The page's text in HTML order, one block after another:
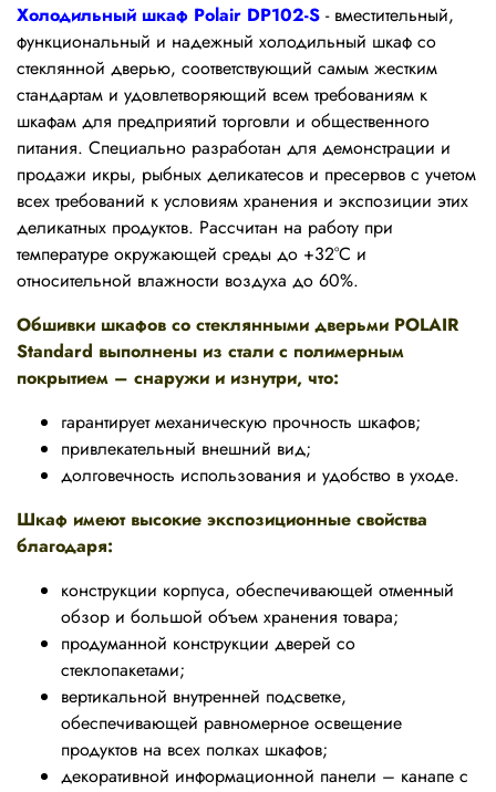
Холодильный шкаф Polair DP102-S - вместительный,
функциональный и надежный холодильный шкаф со
стеклянной дверью, соответствующий самым жестким
стандартам и удовлетворяющий всем требованиям к
шкафам для предприятий торговли и общественного
питания. Специально разработан для демонстрации и
продажи икры, рыбных деликатесов и пресервов с учетом
всех требований к условиям хранения и экспозиции этих
деликатных продуктов. Рассчитан на работу при
температуре окружающей среды до +32°С и
относительной влажности воздуха до 60%.
Обшивки шкафов со стеклянными дверьми POLAIR
Standard выполнены из стали с полимерным
покрытием – снаружи и изнутри, что:
гарантирует механическую прочность шкафов;
привлекательный внешний вид;
долговечность использования и удобство в уходе.
Шкаф имеют высокие экспозиционные свойства
благодаря:
конструкции корпуса, обеспечивающей отменный
обзор и большой объем хранения товара;
продуманной конструкции дверей со
стеклопакетами;
вертикальной внутренней подсветке,
обеспечивающей равномерное освещение
продуктов на всех полках шкафов;
декоративной информационной панели – канапе с